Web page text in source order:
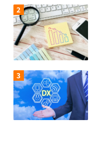
2
3